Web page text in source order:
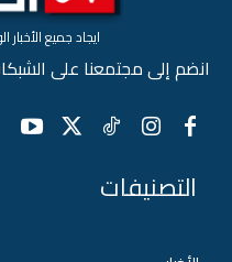
التصنيفات
ايجاد جميع الأخبار
انضم إلى مجتمعنا على